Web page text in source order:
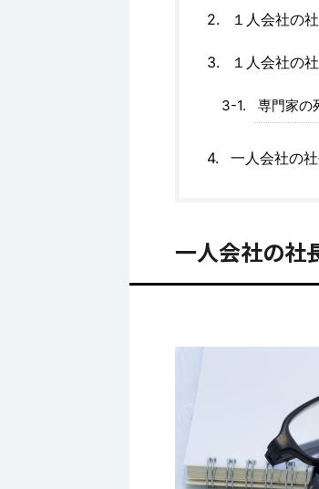
１人会社の
１人会社の
専門家の
一人会社の
一人会社の社